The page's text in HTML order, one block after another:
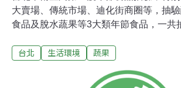
大賣場、傳統市場、迪化街商圈等，抽
食品及脫水蔬果等3大類年節食品，一共
萬華正峰商行販售「珍珠脯」遭檢出苯
售的散裝櫻花葡萄果，也遭檢出苯甲酸
台北 生活環境 蔬果